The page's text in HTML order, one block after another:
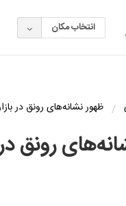
انتخاب مکان
ظهور نشانه‌های رونق در
رونق